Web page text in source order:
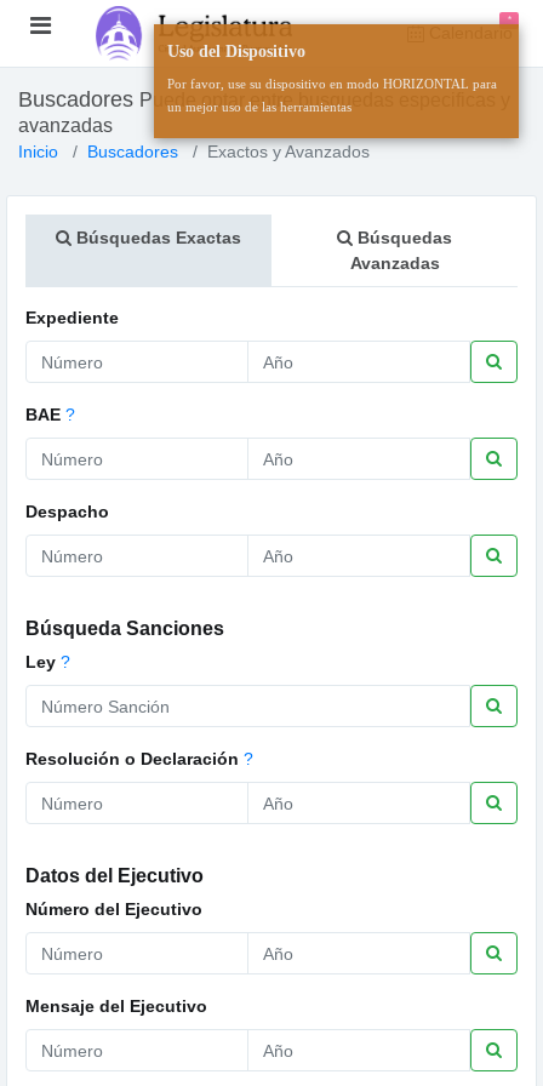
*
Buscadores Puede optar entre busquedas especificas y
avanzadas
Inicio Buscadores Exactos y Avanzados
Búsquedas Exactas
Búsquedas
Avanzadas
Expediente
BAE ?
Despacho
Búsqueda Sanciones
Ley ?
Resolución o Declaración ?
Datos del Ejecutivo
Número del Ejecutivo
Mensaje del Ejecutivo
Uso del Dispositivo
Por favor, use su dispositivo en modo HORIZONTAL para
un mejor uso de las herramientas